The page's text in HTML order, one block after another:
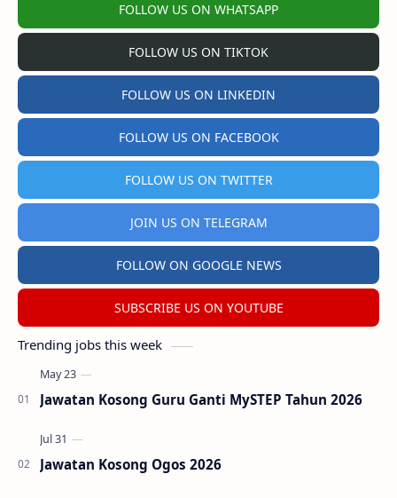
FOLLOW US ON WHATSAPP
FOLLOW US ON TIKTOK
FOLLOW US ON LINKEDIN
FOLLOW US ON FACEBOOK
FOLLOW US ON TWITTER
JOIN US ON TELEGRAM
FOLLOW ON GOOGLE NEWS
SUBSCRIBE US ON YOUTUBE
Trending jobs this week
Jawatan Kosong Guru Ganti MySTEP Tahun 2026
Jawatan Kosong Ogos 2026